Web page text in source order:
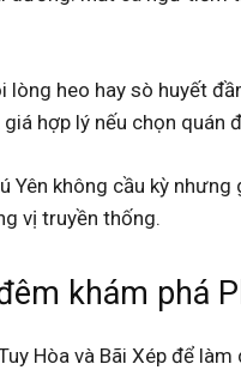
lòng heo hay sò huyết
hợp lý nếu chọn quán
Yên không cầu kỳ
vị truyền thống.
khám phá
Hòa và Bãi Xép để